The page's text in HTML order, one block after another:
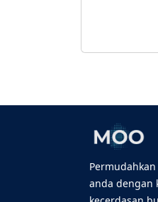
anda dengan